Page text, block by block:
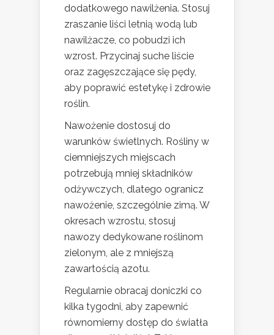
dodatkowego nawilżenia. Stosuj
zraszanie liści letnią wodą lub
nawilżacze, co pobudzi ich
wzrost. Przycinaj suche liście
oraz zagęszczające się pędy,
aby poprawić estetykę i zdrowie
roślin.
Nawożenie dostosuj do
warunków świetlnych. Rośliny w
ciemniejszych miejscach
potrzebują mniej składników
odżywczych, dlatego ogranicz
nawożenie, szczególnie zimą. W
okresach wzrostu, stosuj
nawozy dedykowane roślinom
zielonym, ale z mniejszą
zawartością azotu.
Regularnie obracaj doniczki co
kilka tygodni, aby zapewnić
równomierny dostęp do światła